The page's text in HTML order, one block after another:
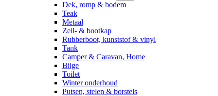
Dek, romp & bodem
Teak
Metaal
Zeil- & bootkap
Rubberboot, kunststof & vinyl
Tank
Camper & Caravan, Home
Bilge
Toilet
Winter onderhoud
Putsen, stelen & borstels